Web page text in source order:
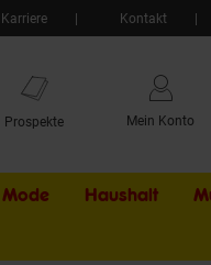
Karriere Kontakt
Prospekte Mein Konto
Mode Haushalt